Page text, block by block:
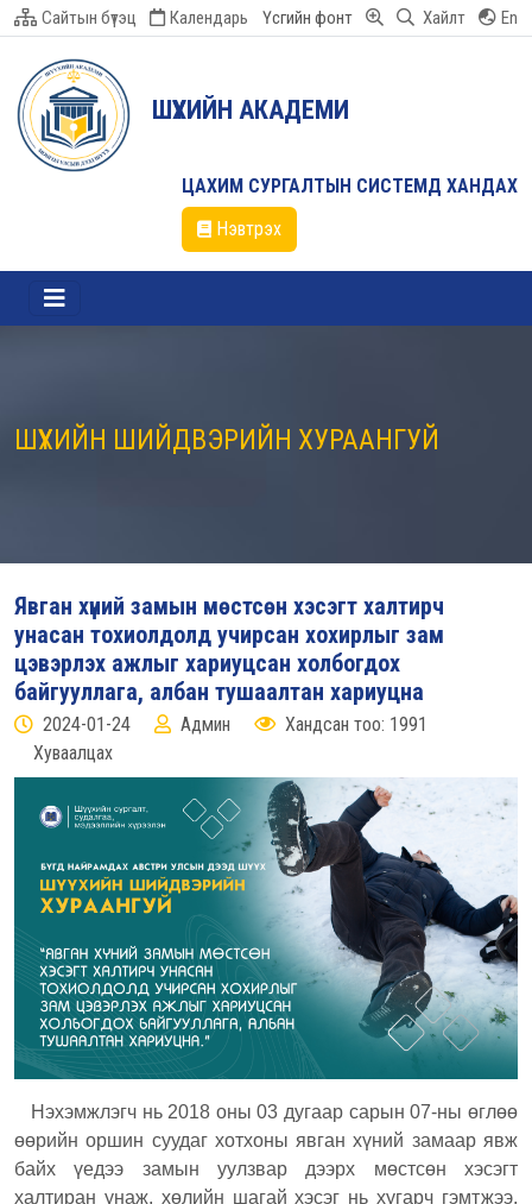
Сайтын бүтэц Календарь Үсгийн фонт Хайлт En
ШҮҮХИЙН АКАДЕМИ
ЦАХИМ СУРГАЛТЫН СИСТЕМД ХАНДАХ
Нэвтрэх
ШҮҮХИЙН ШИЙДВЭРИЙН ХУРААНГУЙ
Явган хүний замын мөстсөн хэсэгт халтирч
унасан тохиолдолд учирсан хохирлыг зам
цэвэрлэх ажлыг хариуцсан холбогдох
байгууллага, албан тушаалтан хариуцна
2024-01-24 Админ
Хандсан тоо: 1991
Хуваалцах
Нэхэмжлэгч нь 2018 оны 03 дугаар сарын 07-ны өглөө
өөрийн оршин суудаг хотхоны явган хүний ​​замаар явж
байх үедээ замын уулзвар дээрх мөстсөн хэсэгт
халтиран унаж, хөлийн шагай хэсэг нь хугарч гэмтжээ.